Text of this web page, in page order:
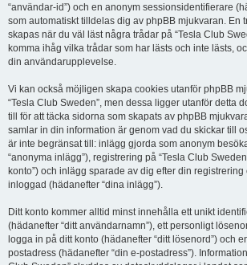
“användar-id”) och en anonym sessionsidentifierare
som automatiskt tilldelas dig av phpBB mjukvaran. En
skapas när du väl läst några trådar på “Tesla Club
komma ihåg vilka trådar som har lästs och inte lästs,
din användarupplevelse.
Vi kan också möjligen skapa cookies utanför phpBB
“Tesla Club Sweden”, men dessa ligger utanför detta
till för att täcka sidorna som skapats av phpBB
samlar in din information är genom vad du skickar till
är inte begränsat till: inlägg gjorda som anonym
“anonyma inlägg”), registrering på “Tesla Club
konto”) och inlägg sparade av dig efter din
inloggad (hädanefter “dina inlägg”).
Ditt konto kommer alltid minst innehålla ett unikt
(hädanefter “ditt användarnamn”), ett personligt
logga in på ditt konto (hädanefter “ditt lösenord”) och
postadress (hädanefter “din e-postadress”).